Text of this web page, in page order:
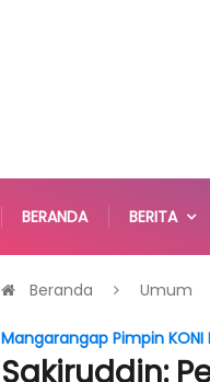
BERANDA BERITA
Beranda Umum
Mangarangap Pimpin KONI
Sakiruddin: